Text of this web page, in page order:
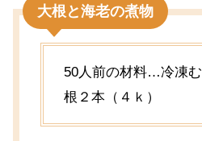
大根と海老の煮物
50人前の材料…冷凍
根２本（４ｋ）